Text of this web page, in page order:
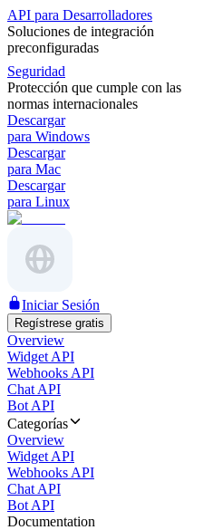
API para Desarrolladores
Soluciones de integración
preconfiguradas
Seguridad
Protección que cumple con las
normas internacionales
Descargar
para Windows
Descargar
para Mac
Descargar
para Linux
Iniciar Sesión
Regístrese gratis
Overview
Widget API
Webhooks API
Chat API
Bot API
Categorías
Overview
Widget API
Webhooks API
Chat API
Bot API
Documentation